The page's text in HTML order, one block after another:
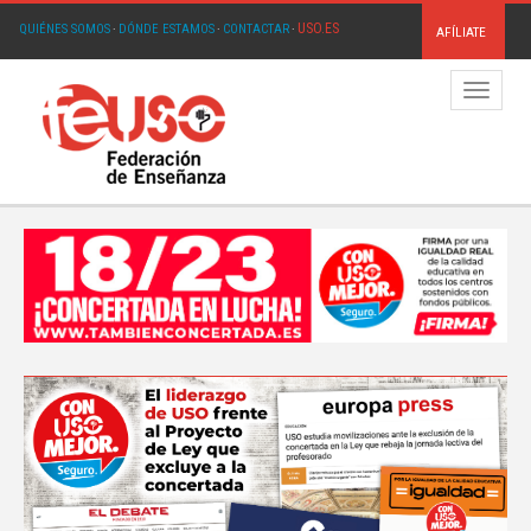
QUIÉNES SOMOS· DÓNDE ESTAMOS· CONTACTAR· USO.ES AFÍLIATE
Menú